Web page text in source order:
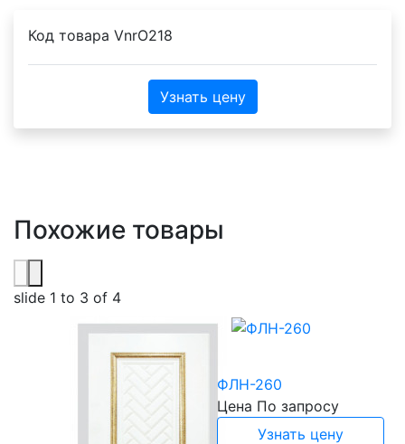
Код товара VnrO218
Узнать цену
Похожие товары
slide 1 to 3 of 4
ФЛН-260
Цена По запросу
Узнать цену